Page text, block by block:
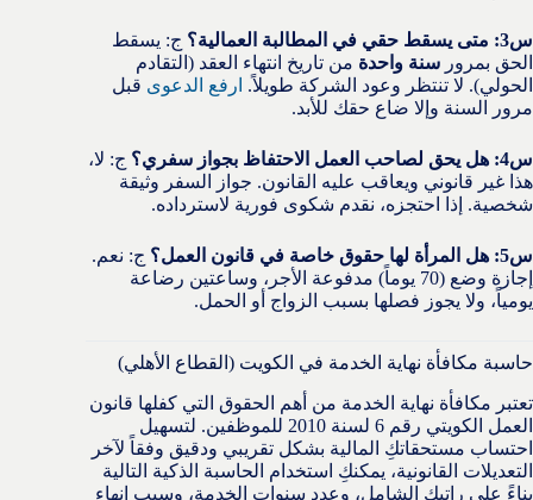
س3: متى يسقط حقي في المطالبة العمالية؟
ج: يسقط
الحق بمرور سنة واحدة من تاريخ انتهاء العقد (التقادم
الحولي). لا تنتظر وعود الشركة طويلاً. ارفع الدعوى قبل
مرور السنة وإلا ضاع حقك للأبد.
س4: هل يحق لصاحب العمل الاحتفاظ بجواز سفري؟
ج: لا،
هذا غير قانوني ويعاقب عليه القانون. جواز السفر وثيقة
شخصية. إذا احتجزه، نقدم شكوى فورية لاسترداده.
س5: هل المرأة لها حقوق خاصة في قانون العمل؟
ج: نعم.
إجازة وضع (70 يوماً) مدفوعة الأجر، وساعتين رضاعة
يومياً، ولا يجوز فصلها بسبب الزواج أو الحمل.
حاسبة مكافأة نهاية الخدمة في الكويت (القطاع الأهلي)
تعتبر مكافأة نهاية الخدمة من أهم الحقوق التي كفلها قانون
العمل الكويتي رقم 6 لسنة 2010 للموظفين. لتسهيل
احتساب مستحقاتكِ المالية بشكل تقريبي ودقيق وفقاً لآخر
التعديلات القانونية، يمكنكِ استخدام الحاسبة الذكية التالية
بناءً على راتبكِ الشامل، وعدد سنوات الخدمة، وسبب إنهاء